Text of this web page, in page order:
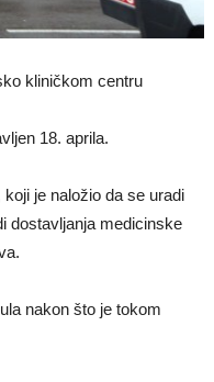
kliničkom centru
18. aprila.
je naložio da se uradi
dostavljanja medicinske
nakon što je tokom